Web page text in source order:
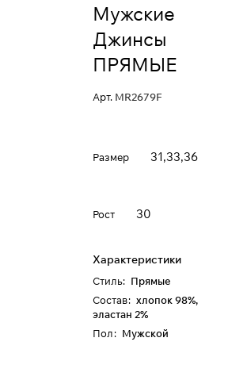
Мужские
Джинсы
ПРЯМЫЕ
Арт. MR2679F
Размер 31,33,36
Рост 30
Характеристики
Стиль: Прямые
Состав: хлопок 98%,
эластан 2%
Пол: Мужской